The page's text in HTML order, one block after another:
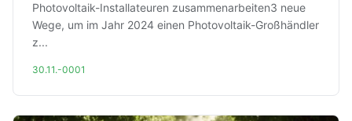
Photovoltaik-Installateuren zusammenarbeiten3 neue
Wege, um im Jahr 2024 einen Photovoltaik-Großhändler
z...
30.11.-0001